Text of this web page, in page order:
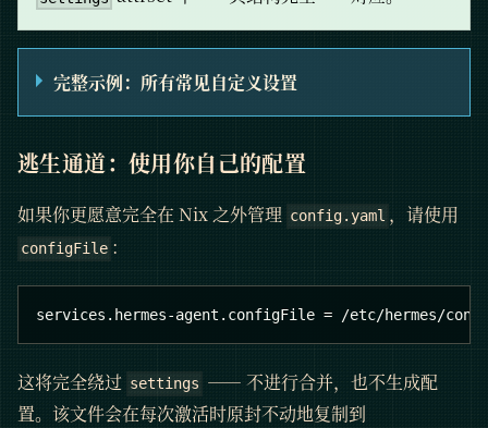
完整示例：所有常见自定义设置
逃生通道：使用你自己的配置
如果你更愿意完全在 Nix 之外管理 config.yaml ，请使用
configFile ：
services.hermes-agent.configFile = /etc/hermes/
这将完全绕过 settings —— 不进行合并，也不生成配
置。该文件会在每次激活时原封不动地复制到